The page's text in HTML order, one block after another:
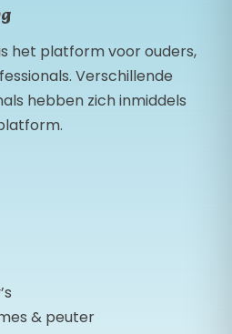
het platform voor ouders,
Verschillende
hebben zich inmiddels
& peuter